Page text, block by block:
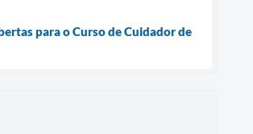
para o Curso de Cuidador de